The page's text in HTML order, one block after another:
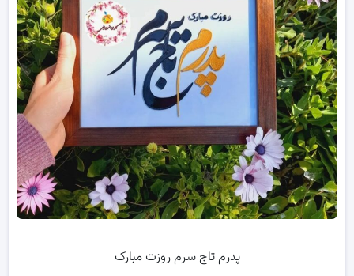
پدرم تاج سرم روزت مبارک